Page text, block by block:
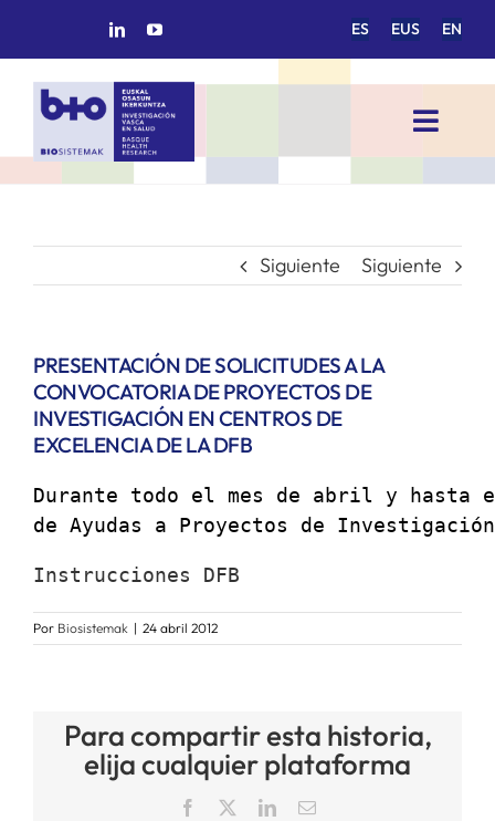
ES EUS EN
Toggle
INICIO
GRUPOS DE INVESTIGACIÓN
APOYO I+D+I
Siguiente Siguiente
PRESENTACIÓN DE SOLICITUDES A LA
CONVOCATORIA DE PROYECTOS DE
INVESTIGACIÓN EN CENTROS DE
EXCELENCIA DE LA DFB
Durante todo el mes de abril y hasta
de Ayudas a Proyectos de
Instrucciones DFB
Por Biosistemak | 24 abril 2012
Para compartir esta historia,
elija cualquier plataforma
Facebook LinkedInCorreo